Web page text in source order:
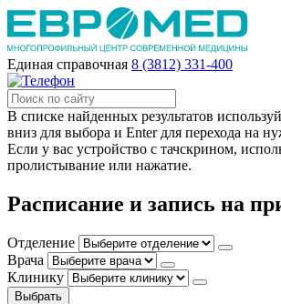
Единая справочная 8 (3812) 331-400
В списке найденных результатов
вниз для выбора и Enter для перехода на
Если у вас устройство с тачскрином,
пролистывание или нажатие.
Расписание и запись на
Отделение
Врача
Клинику
Выбрать